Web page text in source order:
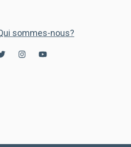
sommes-nous?